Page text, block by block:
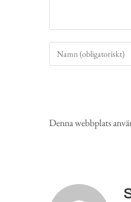
Denna webbplats